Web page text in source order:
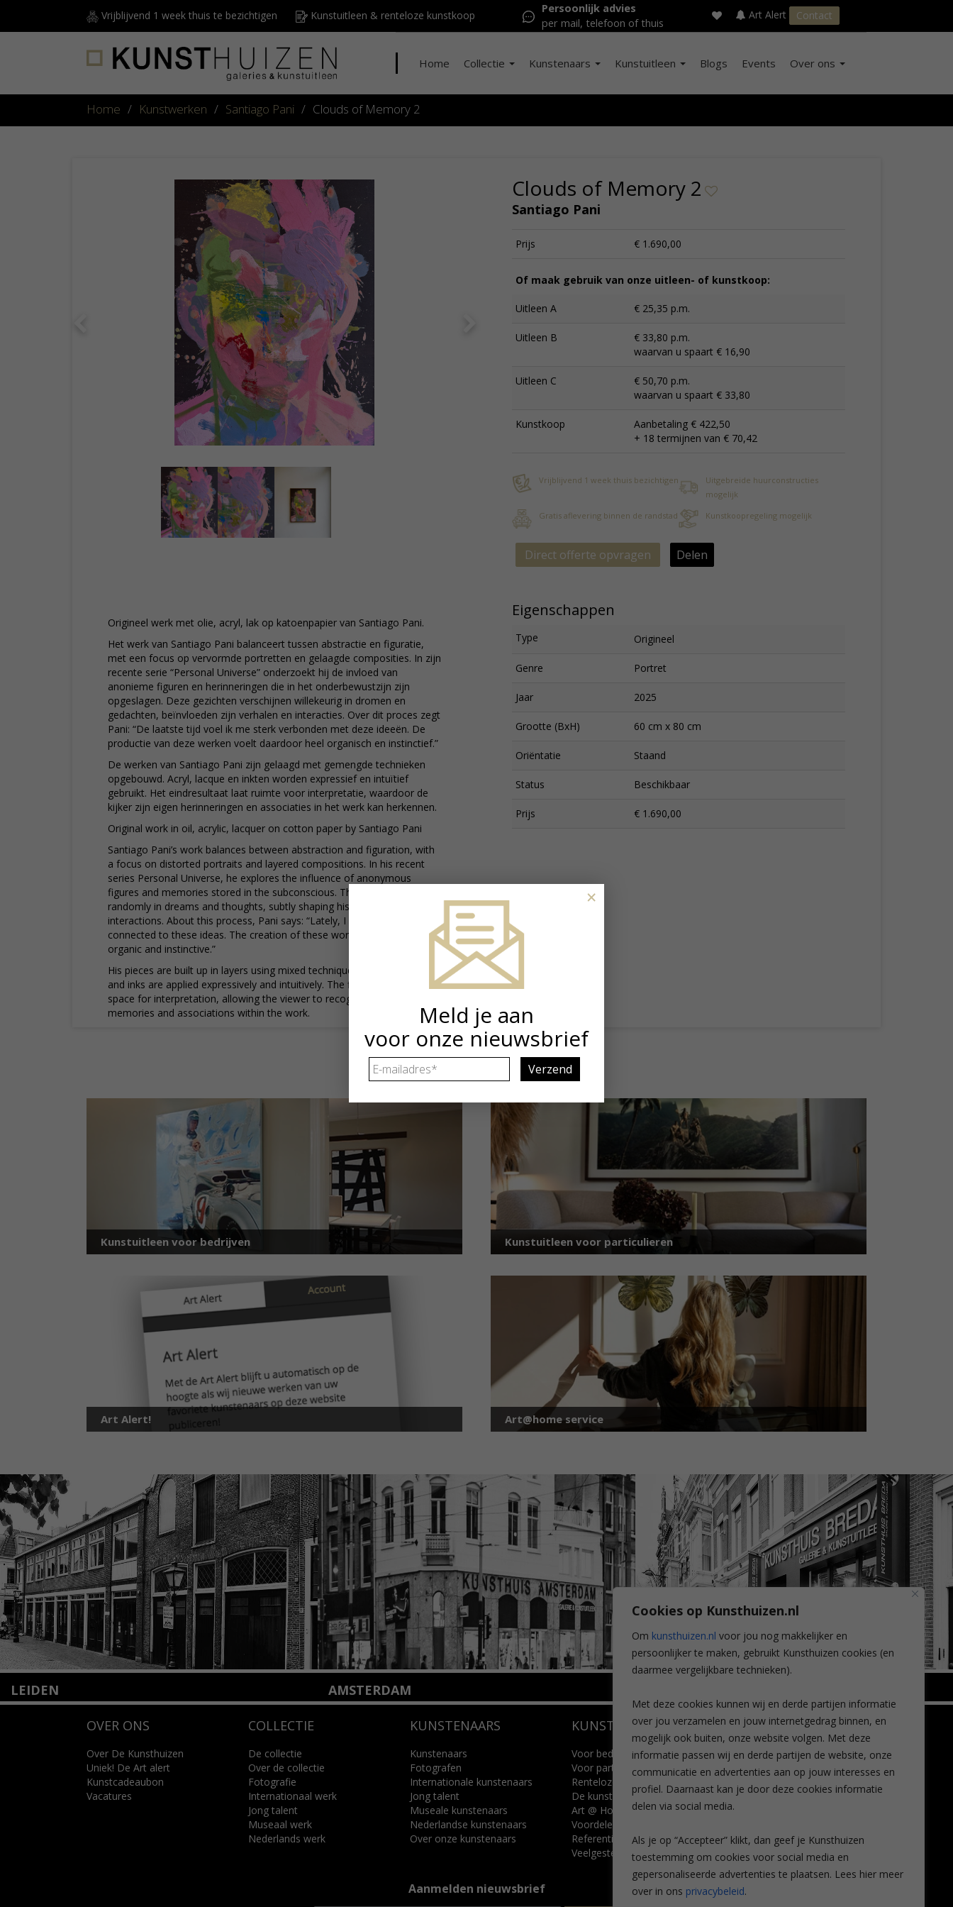
Cookies op Kunsthuizen.nl
Om kunsthuizen.nl voor jou nog makkelijker en
persoonlijker te maken, gebruikt Kunsthuizen cookies (en
daarmee vergelijkbare technieken).
Met deze cookies kunnen wij en derde partijen informatie
over jou verzamelen en jouw internetgedrag binnen, en
mogelijk ook buiten, onze website volgen. Met deze
informatie passen wij en derde partijen de website, onze
communicatie en advertenties aan op jouw interesses en
profiel. Daarnaast kan je door deze cookies informatie
delen via social media.
Als je op “Accepteer” klikt, dan geef je Kunsthuizen
toestemming om cookies voor social media en
gepersonaliseerde advertenties te plaatsen. Lees hier meer
over in ons privacybeleid.
Vrijblijvend 1 week thuis te bezichtigen Kunstuitleen & renteloze kunstkoop
Persoonlijk advies
per mail, telefoon of thuis
Art Alert Contact
Home Collectie Kunstenaars Kunstuitleen Blogs Events Over ons
Home / Kunstwerken / Santiago Pani / Clouds of Memory 2
Origineel werk met olie, acryl, lak op katoenpapier van Santiago Pani.
Het werk van Santiago Pani balanceert tussen abstractie en figuratie,
met een focus op vervormde portretten en gelaagde composities. In zijn
recente serie “Personal Universe” onderzoekt hij de invloed van
anonieme figuren en herinneringen die in het onderbewustzijn zijn
opgeslagen. Deze gezichten verschijnen willekeurig in dromen en
gedachten, beïnvloeden zijn verhalen en interacties. Over dit proces zegt
Pani: “De laatste tijd voel ik me sterk verbonden met deze ideeën. De
productie van deze werken voelt daardoor heel organisch en instinctief.”
De werken van Santiago Pani zijn gelaagd met gemengde technieken
opgebouwd. Acryl, lacque en inkten worden expressief en intuïtief
gebruikt. Het eindresultaat laat ruimte voor interpretatie, waardoor de
kijker zijn eigen herinneringen en associaties in het werk kan herkennen.
Original work in oil, acrylic, lacquer on cotton paper by Santiago Pani
Santiago Pani’s work balances between abstraction and figuration, with
a focus on distorted portraits and layered compositions. In his recent
series Personal Universe, he explores the influence of anonymous
figures and memories stored in the subconscious. These faces appear
randomly in dreams and thoughts, subtly shaping his stories and
interactions. About this process, Pani says: “Lately, I feel deeply
connected to these ideas. The creation of these works feels very
organic and instinctive.”
His pieces are built up in layers using mixed techniques. Acrylic, lacquer,
and inks are applied expressively and intuitively. The final result leaves
space for interpretation, allowing the viewer to recognize their own
memories and associations within the work.
Clouds of Memory 2
Santiago Pani
Prijs € 1.690,00
Of maak gebruik van onze uitleen- of kunstkoop:
Uitleen A € 25,35 p.m.
Uitleen B
€ 33,80 p.m.
waarvan u spaart € 16,90
Uitleen C
€ 50,70 p.m.
waarvan u spaart € 33,80
Kunstkoop
Aanbetaling € 422,50
+ 18 termijnen van € 70,42
Vrijblijvend 1 week thuis bezichtigen
Uitgebreide huurconstructies
mogelijk
Gratis aflevering binnen de randstad
Kunstkoopregeling mogelijk
Direct offerte opvragen Delen
Eigenschappen
Type Origineel
Genre Portret
Jaar 2025
Grootte (BxH) 60 cm x 80 cm
Oriëntatie Staand
Status Beschikbaar
Prijs € 1.690,00
Kunstuitleen voor bedrijven Kunstuitleen voor particulieren
Art Alert! Art@home service
LEIDEN
info@kunsthuisleiden.nl
AMSTERDAM
1075 VX Amsterdam
info@kunsthuisamsterdam.nl
Lees meer
Wilhelminastraat 11
4818 SB Breda
+31 (0)76 5221309
info@kunsthuisbreda.nl
Lees meer
OVER ONS
Over De Kunsthuizen
Uniek! De Art alert
Kunstcadeaubon
Vacatures
COLLECTIE
De collectie
Over de collectie
Fotografie
Internationaal werk
Jong talent
Museaal werk
Nederlands werk
KUNSTENAARS
Kunstenaars
Fotografen
Internationale kunstenaars
Jong talent
Museale kunstenaars
Nederlandse kunstenaars
Over onze kunstenaars
KUNSTUITLEEN
Voor bedrijven
Voor particulieren
Renteloze kunstkoop
De kunstcadeaubon
Art @ Home service
Voordelen
Referenties
Veelgestelde vragen
CONTACT
Contact
Leiden
Amsterdam
Breda
Favorieten
Aanmelden nieuwsbrief
Meld je aan
voor onze nieuwsbrief
E-
mailadres *
×